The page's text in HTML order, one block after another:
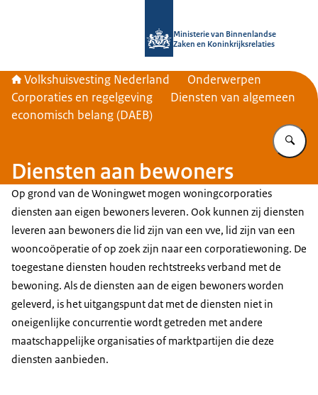
Ministerie van Binnenlandse
Zaken en Koninkrijksrelaties
Volkshuisvesting Nederland
Onderwerpen
Corporaties en regelgeving
Diensten van algemeen
economisch belang (DAEB)
Diensten aan bewoners
Op grond van de Woningwet mogen woningcorporaties
diensten aan eigen bewoners leveren. Ook kunnen zij diensten
leveren aan bewoners die lid zijn van een vve, lid zijn van een
wooncoöperatie of op zoek zijn naar een corporatiewoning. De
toegestane diensten houden rechtstreeks verband met de
bewoning. Als de diensten aan de eigen bewoners worden
geleverd, is het uitgangspunt dat met de diensten niet in
oneigenlijke concurrentie wordt getreden met andere
maatschappelijke organisaties of marktpartijen die deze
diensten aanbieden.